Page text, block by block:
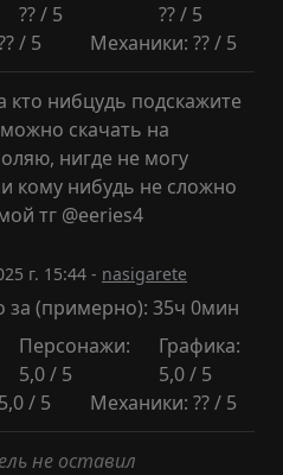
?? / 5
?? / 5
/ 5
Механики: ?? / 5
кто нибцудь подскажите
скачать на
нигде не могу
кому нибудь не сложно
тг @eeries4
г. 15:44 - nasigarete
за (примерно): 35ч 0мин
Персонажи:
5,0 / 5
Графика:
5,0 / 5
/ 5
Механики: ?? / 5
не оставил